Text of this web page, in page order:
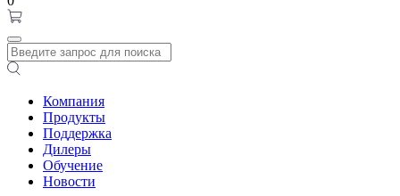
Компания
Продукты
Поддержка
Дилеры
Обучение
Новости